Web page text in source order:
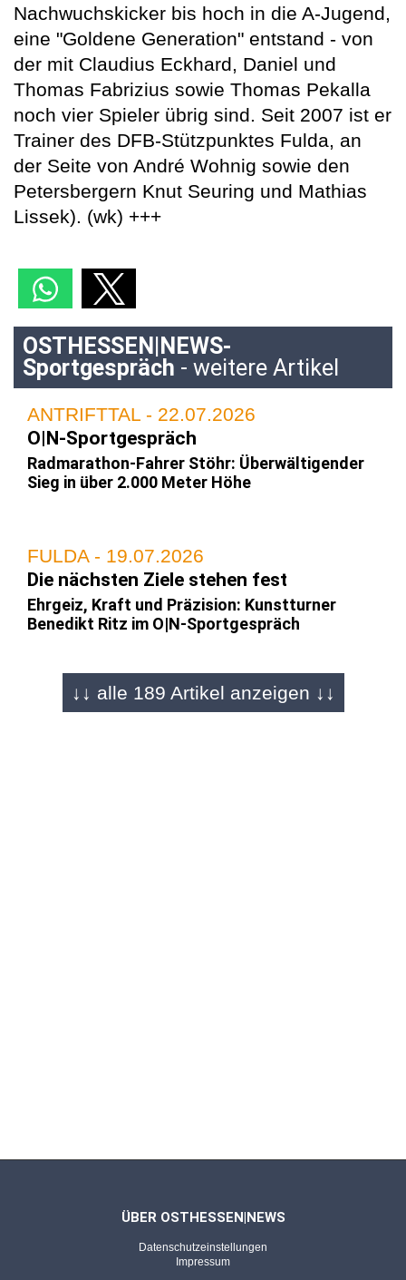
Nachwuchskicker bis hoch in die A-Jugend,
eine "Goldene Generation" entstand - von
der mit Claudius Eckhard, Daniel und
Thomas Fabrizius sowie Thomas Pekalla
noch vier Spieler übrig sind. Seit 2007 ist er
Trainer des DFB-Stützpunktes Fulda, an
der Seite von André Wohnig sowie den
Petersbergern Knut Seuring und Mathias
Lissek). (wk) +++
OSTHESSEN|NEWS-
Sportgespräch - weitere Artikel
ANTRIFTTAL - 22.07.2026
O|N-Sportgespräch
Radmarathon-Fahrer Stöhr: Überwältigender
Sieg in über 2.000 Meter Höhe
FULDA - 19.07.2026
Die nächsten Ziele stehen fest
Ehrgeiz, Kraft und Präzision: Kunstturner
Benedikt Ritz im O|N-Sportgespräch
FULDA - 29.06.2026
Cimen über das Trainerdasein
↓↓ alle 189 Artikel anzeigen ↓↓
ÜBER OSTHESSEN|NEWS
Datenschutzeinstellungen
Impressum